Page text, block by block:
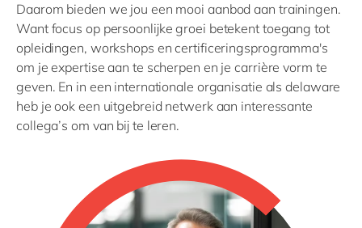
Daarom bieden we jou een mooi aanbod aan trainingen.
Want focus op persoonlijke groei betekent toegang tot
opleidingen, workshops en certificeringsprogramma's
om je expertise aan te scherpen en je carrière vorm te
geven. En in een internationale organisatie als delaware
heb je ook een uitgebreid netwerk aan interessante
collega’s om van bij te leren.